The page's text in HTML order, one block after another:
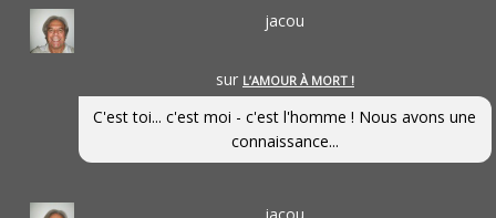
jacou
sur L’AMOUR À MORT !
C'est toi... c'est moi - c'est l'homme ! Nous avons une
connaissance...